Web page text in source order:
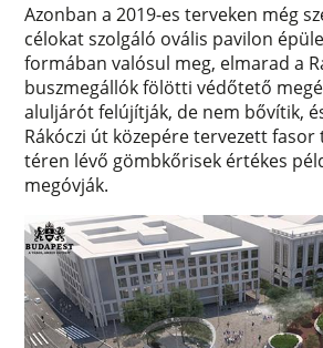
Azonban a 2019-es terveken még
célokat szolgáló ovális pavilon
formában valósul meg, elmarad a
buszmegállók fölötti védőtető
aluljárót felújítják, de nem bővítik,
Rákóczi út közepére tervezett fasor
téren lévő gömbkőrisek értékes
megóvják.